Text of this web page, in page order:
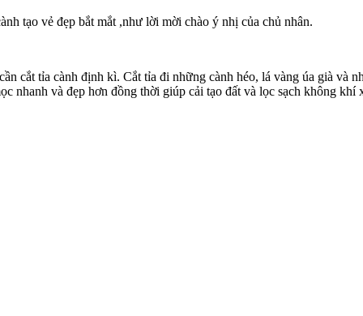
tạo vẻ đẹp bắt mắt ,như lời mời chào ý nhị của chủ nhân.
cắt tỉa cành định kì. Cắt tỉa đi những cành héo, lá vàng úa già và
nhanh và đẹp hơn đồng thời giúp cải tạo đất và lọc sạch không khí